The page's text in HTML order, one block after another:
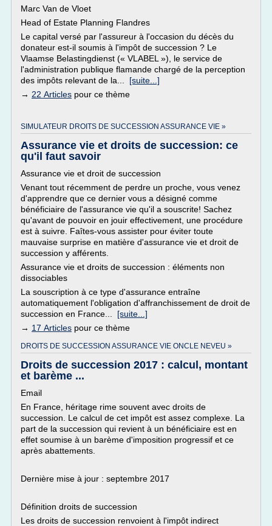
Marc Van de Vloet
Head of Estate Planning Flandres
Le capital versé par l'assureur à l'occasion du décès du
donateur est-il soumis à l'impôt de succession ? Le
Vlaamse Belastingdienst (« VLABEL »), le service de
l'administration publique flamande chargé de la perception
des impôts relevant de la... [suite...]
→ 22 Articles pour ce thème
SIMULATEUR DROITS DE SUCCESSION ASSURANCE VIE »
Assurance vie et droits de succession: ce
qu'il faut savoir
Assurance vie et droit de succession
Venant tout récemment de perdre un proche, vous venez
d'apprendre que ce dernier vous a désigné comme
bénéficiaire de l'assurance vie qu'il a souscrite! Sachez
qu'avant de pouvoir en jouir effectivement, une procédure
est à suivre. Faîtes-vous assister pour éviter toute
mauvaise surprise en matière d'assurance vie et droit de
succession y afférents.
Assurance vie et droits de succession : éléments non
dissociables
La souscription à ce type d'assurance entraîne
automatiquement l'obligation d'affranchissement de droit de
succession en France... [suite...]
→ 17 Articles pour ce thème
DROITS DE SUCCESSION ASSURANCE VIE ONCLE NEVEU »
Droits de succession 2017 : calcul, montant
et barème ...
Email
En France, héritage rime souvent avec droits de
succession. Le calcul de cet impôt est assez complexe. La
part de la succession qui revient à un bénéficiaire est en
effet soumise à un barème d'imposition progressif et ce
après abattements.
Dernière mise à jour : septembre 2017
Définition droits de succession
Les droits de succession renvoient à l'impôt indirect